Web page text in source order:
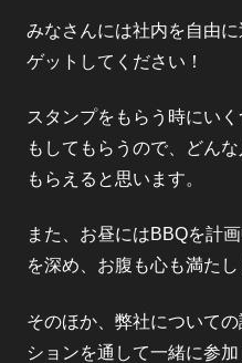
みなさんには社内を自由
ゲットしてください！
スタンプをもらう時にい
もしてもらうので、どん
もらえると思います。
また、お昼にはBBQを計
を深め、お腹も心も満たし
そのほか、弊社について
ションを通して一緒に参